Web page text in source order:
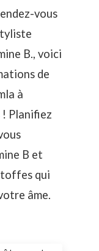
vous
B., voici
de
à
! Planifiez
B et
qui
âme.